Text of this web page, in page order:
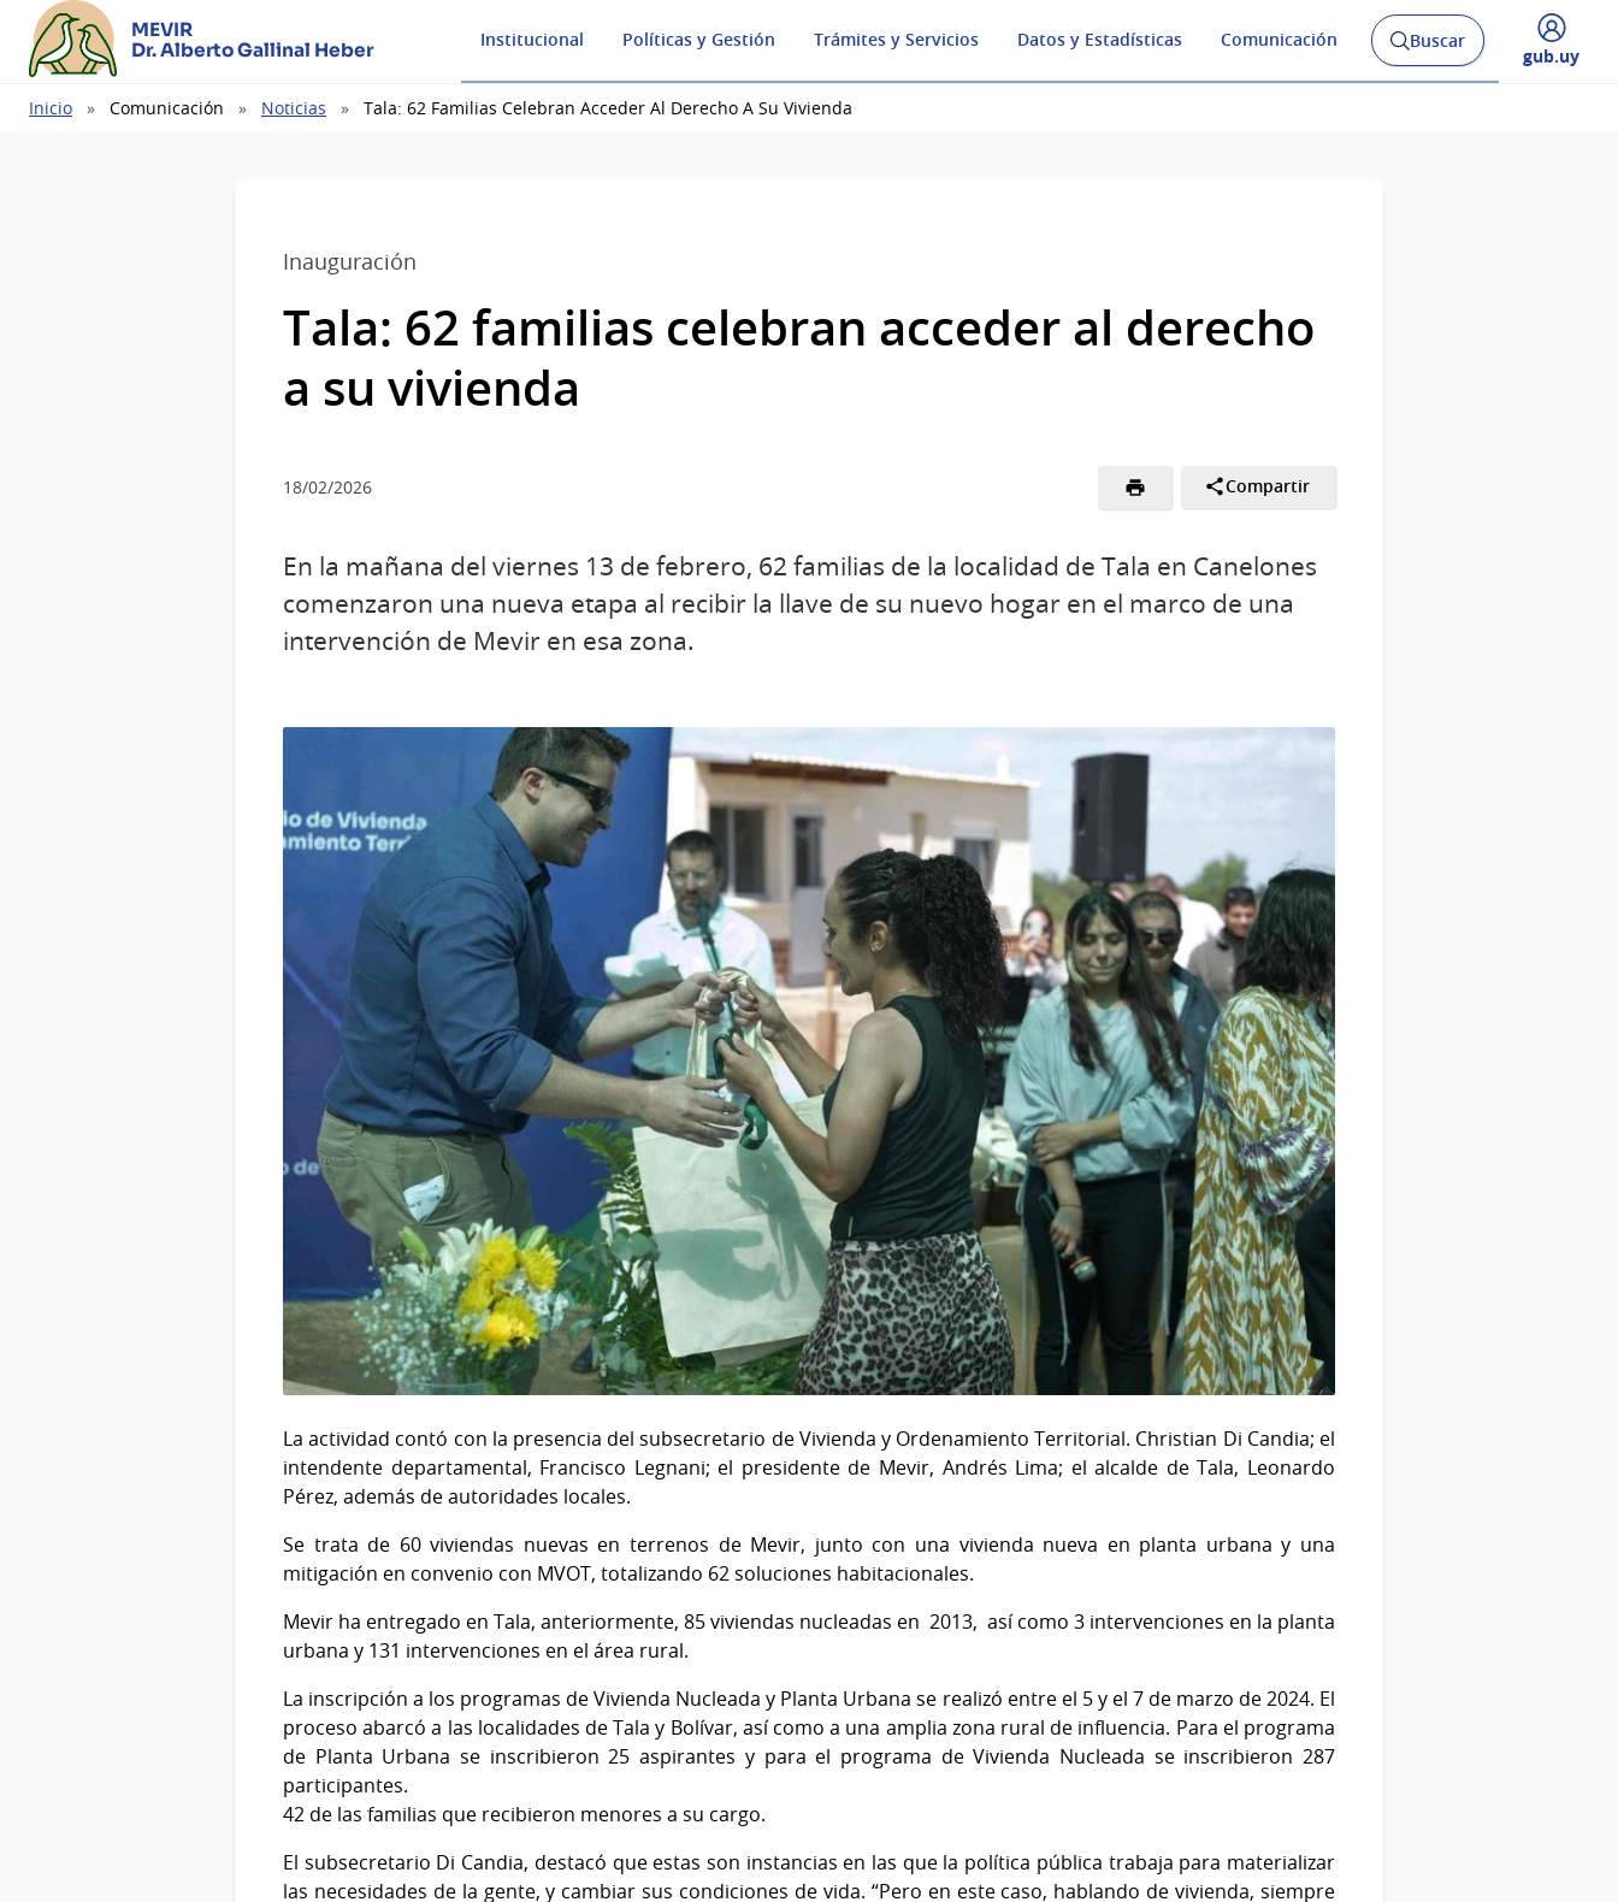
MEVIR
Dr. Alberto Gallinal Heber
Institucional Políticas y Gestión Trámites y Servicios Datos y Estadísticas Comunicación
Abrir
buscador
Buscar
Desplegar
gub.uy
Ruta
Inicio Comunicación Noticias Tala: 62 Familias Celebran Acceder Al Derecho A Su Vivienda
Inauguración
Tala: 62 familias celebran acceder al derecho
a su vivienda
18/02/2026 Compartir
En la mañana del viernes 13 de febrero, 62 familias de la localidad de Tala en Canelones
comenzaron una nueva etapa al recibir la llave de su nuevo hogar en el marco de una
intervención de Mevir en esa zona.
La actividad contó con la presencia del subsecretario de Vivienda y Ordenamiento Territorial. Christian Di Candia; el
intendente departamental, Francisco Legnani; el presidente de Mevir, Andrés Lima; el alcalde de Tala, Leonardo
Pérez, además de autoridades locales.
Se trata de 60 viviendas nuevas en terrenos de Mevir, junto con una vivienda nueva en planta urbana y una
mitigación en convenio con MVOT, totalizando 62 soluciones habitacionales.
Mevir ha entregado en Tala, anteriormente, 85 viviendas nucleadas en 2013, así como 3 intervenciones en la planta
urbana y 131 intervenciones en el área rural.
La inscripción a los programas de Vivienda Nucleada y Planta Urbana se realizó entre el 5 y el 7 de marzo de 2024. El
proceso abarcó a las localidades de Tala y Bolívar, así como a una amplia zona rural de influencia. Para el programa
de Planta Urbana se inscribieron 25 aspirantes y para el programa de Vivienda Nucleada se inscribieron 287
participantes.
42 de las familias que recibieron menores a su cargo.
El subsecretario Di Candia, destacó que estas son instancias en las que la política pública trabaja para materializar
las necesidades de la gente, y cambiar sus condiciones de vida. “Pero en este caso, hablando de vivienda, siempre